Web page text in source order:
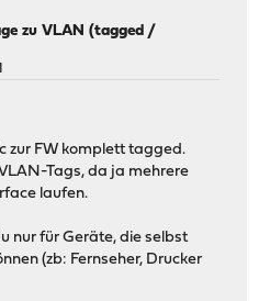
zu VLAN (tagged /
zur FW komplett tagged.
Tags, da ja mehrere
laufen.
nur für Geräte, die selbst
(zb: Fernseher, Drucker